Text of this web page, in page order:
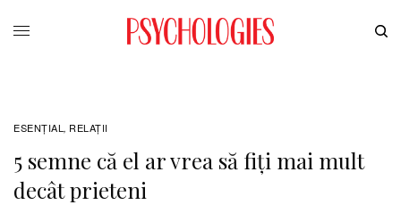
ESENȚIAL , RELAŢII
5 semne că el ar vrea să fiți mai mult
decât prieteni